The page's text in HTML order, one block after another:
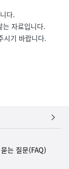
다.
는 자료입니다.
시기 바랍니다.
는 질문(FAQ)